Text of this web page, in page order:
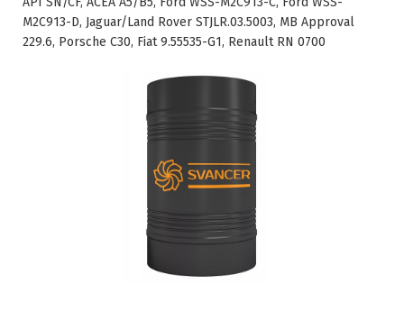
API SN/CF, ACEA A5/B5, Ford WSS-M2C913-C, Ford WSS-
M2C913-D, Jaguar/Land Rover STJLR.03.5003, MB Approval
229.6, Porsche C30, Fiat 9.55535-G1, Renault RN 0700